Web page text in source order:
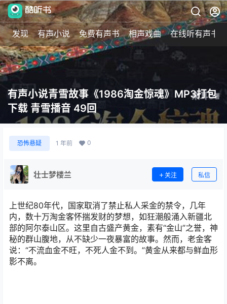
发现 有声小说 免费有声书 相声戏曲 在线听有声书
有声小说青雪故事《1986淘金惊魂》MP3打包
下载 青雪播音 49回
恐怖悬疑 1 年前 0
壮士梦楼兰 关注 私信
上世纪80年代，国家取消了禁止私人采金的禁令，几年
内，数十万淘金客怀揣发财的梦想，如狂潮般涌入新疆北
部的阿尔泰山区。这里自古盛产黄金，素有“金山”之誉，神
秘的群山腹地，从不缺少一夜暴富的故事。然而，老金客
说：“不流血金不旺，不死人金不到。”黄金从来都与鲜血形
影不离。